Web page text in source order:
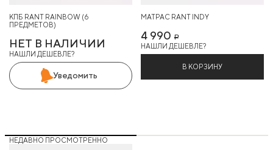
КПБ RANT RAINBOW (6
ПРЕДМЕТОВ)
НЕТ В НАЛИЧИИ
НАШЛИ ДЕШЕВЛЕ?
Уведомить
МАТРАС RANT INDY
4 990 Р
НАШЛИ ДЕШЕВЛЕ?
В КОРЗИНУ
НЕДАВНО ПРОСМОТРЕННО